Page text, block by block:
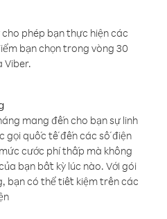
phép bạn thực hiện các
bạn chọn trong vòng 30
Viber.
mang đến cho bạn sự linh
gọi quốc tế đến các số điện
cước phí thấp mà không
bạn bất kỳ lúc nào. Với gói
bạn có thể tiết kiệm trên các